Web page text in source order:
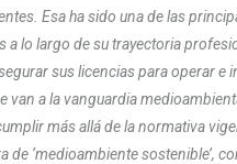
Esa hasido una de las
a lo largo de su trayectoria
sus licencias para operar
van a la vanguardia
más allá de la normativa
de ‘medioambiente sostenible’,